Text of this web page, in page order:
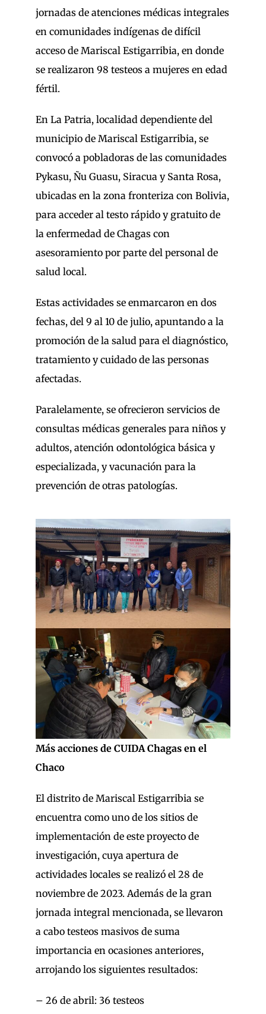
jornadas de atenciones médicas integrales
en comunidades indígenas de difícil
acceso de Mariscal Estigarribia, en donde
se realizaron 98 testeos a mujeres en edad
fértil.
En La Patria, localidad dependiente del
municipio de Mariscal Estigarribia, se
convocó a pobladoras de las comunidades
Pykasu, Ñu Guasu, Siracua y Santa Rosa,
ubicadas en la zona fronteriza con Bolivia,
para acceder al testo rápido y gratuito de
la enfermedad de Chagas con
asesoramiento por parte del personal de
salud local.
Estas actividades se enmarcaron en dos
fechas, del 9 al 10 de julio, apuntando a la
promoción de la salud para el diagnóstico,
tratamiento y cuidado de las personas
afectadas.
Paralelamente, se ofrecieron servicios de
consultas médicas generales para niños y
adultos, atención odontológica básica y
especializada, y vacunación para la
prevención de otras patologías.
Más acciones de CUIDA Chagas en el
Chaco
El distrito de Mariscal Estigarribia se
encuentra como uno de los sitios de
implementación de este proyecto de
investigación, cuya apertura de
actividades locales se realizó el 28 de
noviembre de 2023. Además de la gran
jornada integral mencionada, se llevaron
a cabo testeos masivos de suma
importancia en ocasiones anteriores,
arrojando los siguientes resultados:
– 26 de abril: 36 testeos